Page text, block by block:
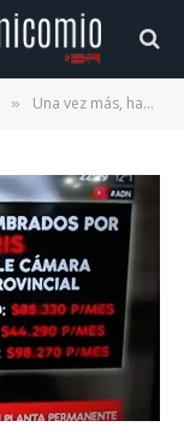
» Una vez más, hay que ser y parecer